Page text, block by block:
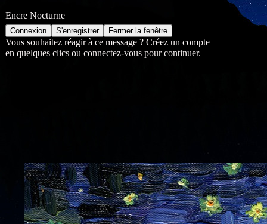
Encre Nocturne
Vous souhaitez réagir à ce message ? Créez un compte
en quelques clics ou connectez-vous pour continuer.